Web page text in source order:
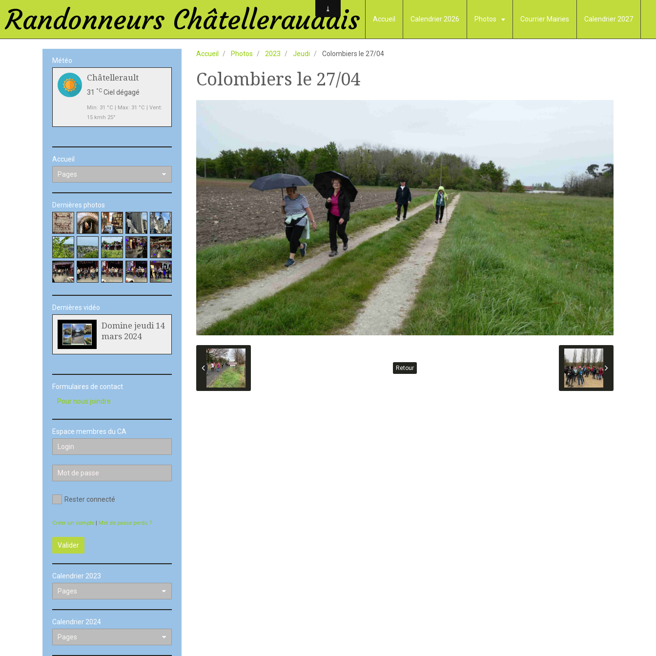
Randonneurs Châtelleraudais Accueil Calendrier 2026 Photos Courrier Mairies Calendrier 2027
Accueil Photos 2023 Jeudi Colombiers le 27/04
Colombiers le 27/04
Retour
Météo
Châtellerault
31 °C Ciel dégagé
Min: 31 °C | Max: 31 °C | Vent:
15 kmh 25°
Accueil
Dernières photos
Dernières vidéo
Domine jeudi 14
mars 2024
Formulaires de contact
Pour nous joindre
Espace membres du CA
Rester connecté
Créer un compte | Mot de passe perdu ?
Valider
Calendrier 2023
Calendrier 2024